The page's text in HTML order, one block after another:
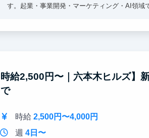
す。起業・事業開発・マーケティング・AI領域
時給2,500円〜｜六本木ヒルズ
時給 2,500円〜4,000円
週 4日〜